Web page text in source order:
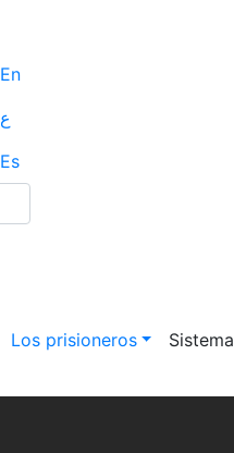
En
ع
Es
Main
Los prisioneros